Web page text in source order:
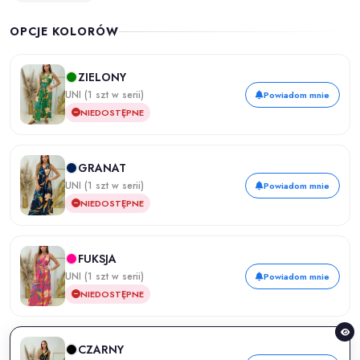
OPCJE KOLORÓW
ZIELONY
UNI (1 szt w serii)
NIEDOSTĘPNE
Powiadom mnie
GRANAT
UNI (1 szt w serii)
NIEDOSTĘPNE
Powiadom mnie
FUKSJA
UNI (1 szt w serii)
NIEDOSTĘPNE
Powiadom mnie
CZARNY